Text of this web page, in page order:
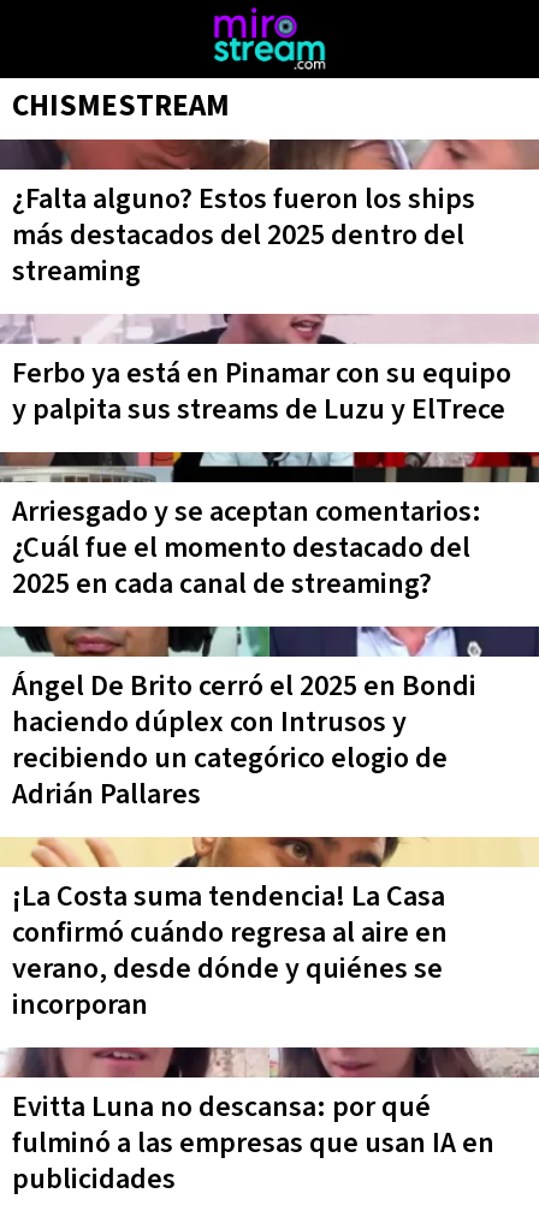
CHISMESTREAM
¿Falta alguno? Estos fueron los ships
más destacados del 2025 dentro del
streaming
Ferbo ya está en Pinamar con su equipo
y palpita sus streams de Luzu y ElTrece
Arriesgado y se aceptan comentarios:
¿Cuál fue el momento destacado del
2025 en cada canal de streaming?
Ángel De Brito cerró el 2025 en Bondi
haciendo dúplex con Intrusos y
recibiendo un categórico elogio de
Adrián Pallares
¡La Costa suma tendencia! La Casa
confirmó cuándo regresa al aire en
verano, desde dónde y quiénes se
incorporan
Evitta Luna no descansa: por qué
fulminó a las empresas que usan IA en
publicidades